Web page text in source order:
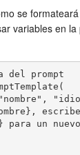
se
variables en
prompt
para un